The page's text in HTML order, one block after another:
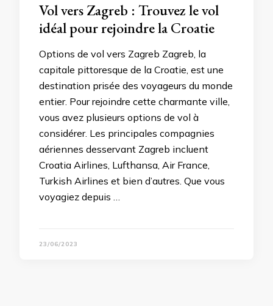
Vol vers Zagreb : Trouvez le vol
idéal pour rejoindre la Croatie
Options de vol vers Zagreb Zagreb, la
capitale pittoresque de la Croatie, est une
destination prisée des voyageurs du monde
entier. Pour rejoindre cette charmante ville,
vous avez plusieurs options de vol à
considérer. Les principales compagnies
aériennes desservant Zagreb incluent
Croatia Airlines, Lufthansa, Air France,
Turkish Airlines et bien d’autres. Que vous
voyagiez depuis …
23/06/2023